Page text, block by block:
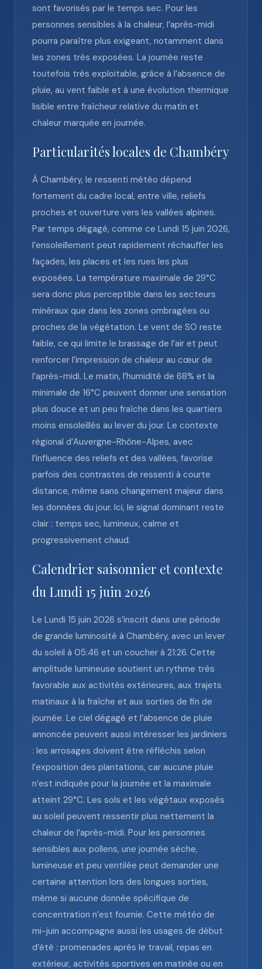
sont favorisés par le temps sec. Pour les
personnes sensibles à la chaleur, l’après-midi
pourra paraître plus exigeant, notamment dans
les zones très exposées. La journée reste
toutefois très exploitable, grâce à l’absence de
pluie, au vent faible et à une évolution thermique
lisible entre fraîcheur relative du matin et
chaleur marquée en journée.
Particularités locales de Chambéry
À Chambéry, le ressenti météo dépend
fortement du cadre local, entre ville, reliefs
proches et ouverture vers les vallées alpines.
Par temps dégagé, comme ce Lundi 15 juin 2026,
l’ensoleillement peut rapidement réchauffer les
façades, les places et les rues les plus
exposées. La température maximale de 29°C
sera donc plus perceptible dans les secteurs
minéraux que dans les zones ombragées ou
proches de la végétation. Le vent de SO reste
faible, ce qui limite le brassage de l’air et peut
renforcer l’impression de chaleur au cœur de
l’après-midi. Le matin, l’humidité de 68% et la
minimale de 16°C peuvent donner une sensation
plus douce et un peu fraîche dans les quartiers
moins ensoleillés au lever du jour. Le contexte
régional d’Auvergne-Rhône-Alpes, avec
l’influence des reliefs et des vallées, favorise
parfois des contrastes de ressenti à courte
distance, même sans changement majeur dans
les données du jour. Ici, le signal dominant reste
clair : temps sec, lumineux, calme et
progressivement chaud.
Calendrier saisonnier et contexte
du Lundi 15 juin 2026
Le Lundi 15 juin 2026 s’inscrit dans une période
de grande luminosité à Chambéry, avec un lever
du soleil à 05:46 et un coucher à 21:26. Cette
amplitude lumineuse soutient un rythme très
favorable aux activités extérieures, aux trajets
matinaux à la fraîche et aux sorties de fin de
journée. Le ciel dégagé et l’absence de pluie
annoncée peuvent aussi intéresser les jardiniers
: les arrosages doivent être réfléchis selon
l’exposition des plantations, car aucune pluie
n’est indiquée pour la journée et la maximale
atteint 29°C. Les sols et les végétaux exposés
au soleil peuvent ressentir plus nettement la
chaleur de l’après-midi. Pour les personnes
sensibles aux pollens, une journée sèche,
lumineuse et peu ventilée peut demander une
certaine attention lors des longues sorties,
même si aucune donnée spécifique de
concentration n’est fournie. Cette météo de
mi-juin accompagne aussi les usages de début
d’été : promenades après le travail, repas en
extérieur, activités sportives en matinée ou en